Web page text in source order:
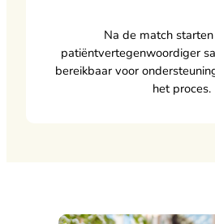
Na de match
patiëntvertegenwoordiger
bereikbaar voor
het proces.